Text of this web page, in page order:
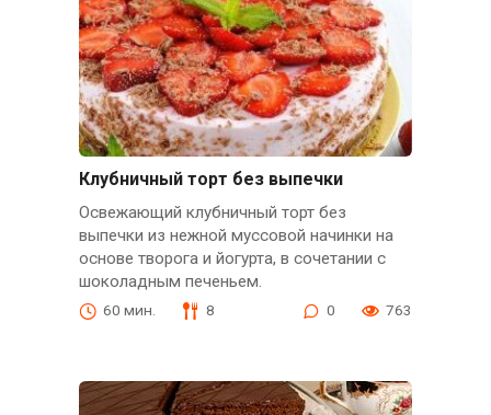
Клубничный торт без выпечки
Освежающий клубничный торт без
выпечки из нежной муссовой начинки на
основе творога и йогурта, в сочетании с
шоколадным печеньем.
60 мин. 8 0 763